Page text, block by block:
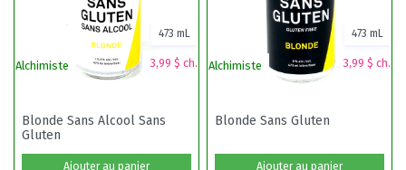
Alchimiste 3,99 $ ch.
473 mL
Blonde Sans Alcool Sans
Gluten
Ajouter au panier
Alchimiste 3,99 $ ch.
473 mL
Blonde Sans Gluten
Ajouter au panier